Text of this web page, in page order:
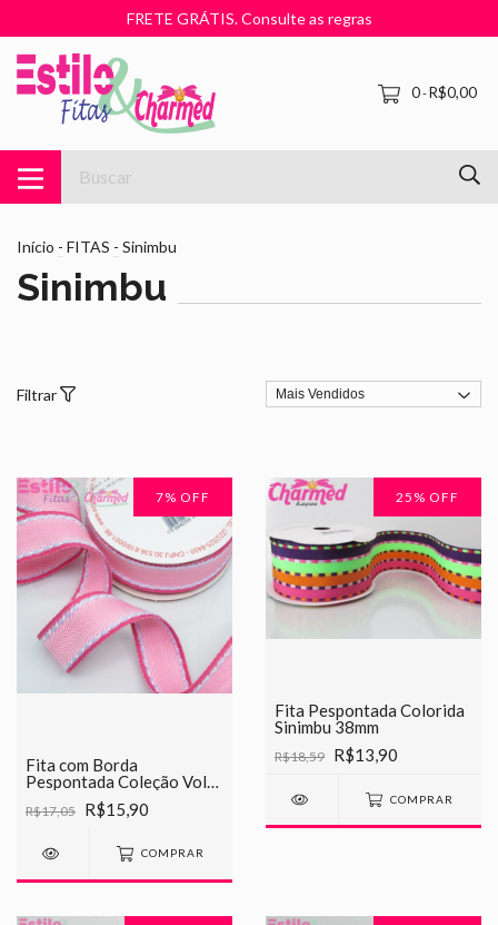
FRETE GRÁTIS. Consulte as regras
0-R$0,00
Início - FITAS - Sinimbu
Sinimbu
Filtrar
7% OFF
Fita com Borda
Pespontada Coleção Volta
às Aulas Sinimbu 22mm
R$17,05 R$15,90
COMPRAR
25 % OFF
Fita Pespontada Colorida
Sinimbu 38mm
R$18,59 R$13,90
COMPRAR